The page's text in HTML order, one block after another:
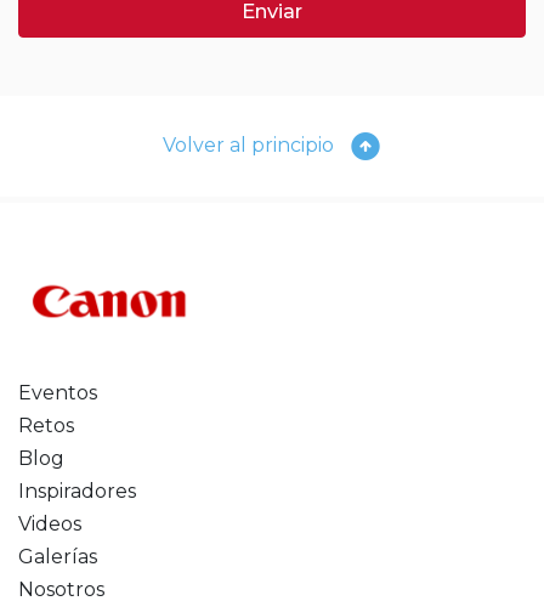
Enviar
Volver al principio
Eventos
Retos
Blog
Inspiradores
Videos
Galerías
Nosotros